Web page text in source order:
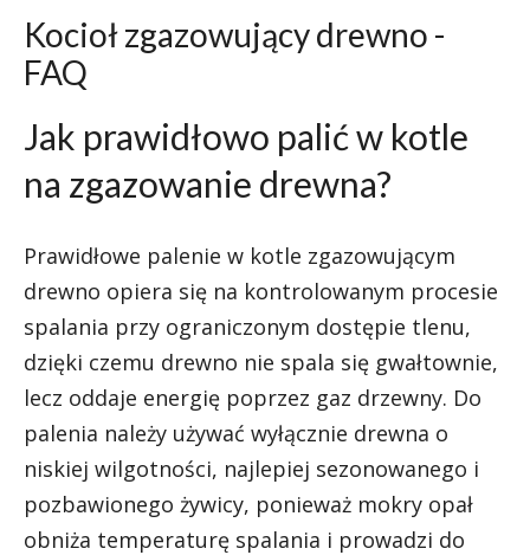
Kocioł zgazowujący drewno -
FAQ
Jak prawidłowo palić w kotle
na zgazowanie drewna?
Prawidłowe palenie w kotle zgazowującym
drewno opiera się na kontrolowanym procesie
spalania przy ograniczonym dostępie tlenu,
dzięki czemu drewno nie spala się gwałtownie,
lecz oddaje energię poprzez gaz drzewny. Do
palenia należy używać wyłącznie drewna o
niskiej wilgotności, najlepiej sezonowanego i
pozbawionego żywicy, ponieważ mokry opał
obniża temperaturę spalania i prowadzi do